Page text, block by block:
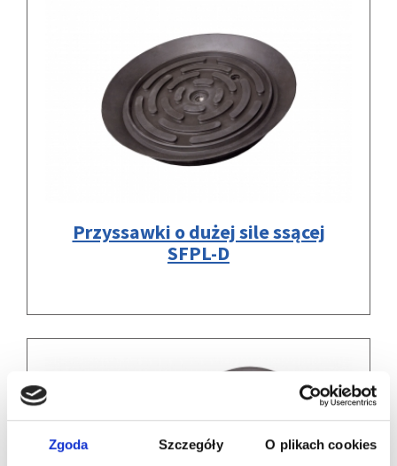
Zgoda Szczegóły O plikach cookies
Przyssawki o dużej sile ssącej
SFPL-D